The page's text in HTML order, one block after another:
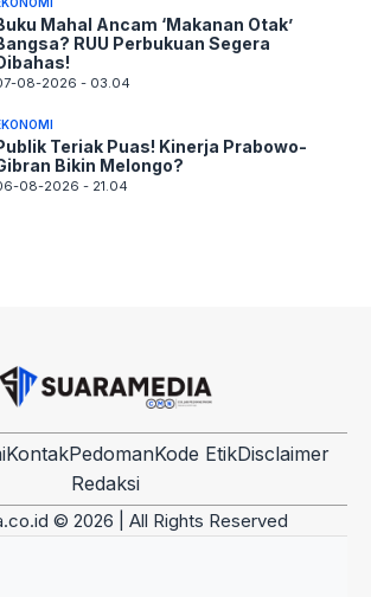
Mahal Ancam ‘Makanan Otak’
RUU Perbukuan Segera
08-2026 - 03.04
Teriak Puas! Kinerja Prabowo-
Bikin Melongo?
08-2026 - 21.04
KontakPedomanKode EtikDisclaimer
Redaksi
© 2026 | All Rights Reserved